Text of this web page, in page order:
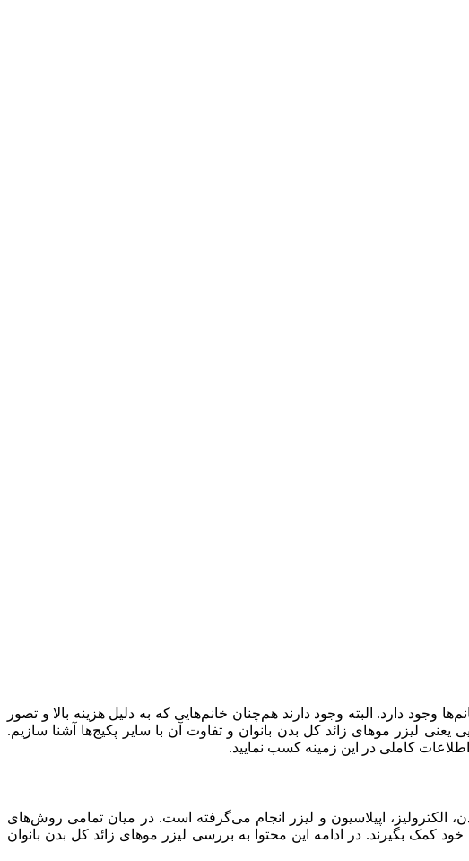
دارد. البته وجود دارند هم‌‌چنان خانم‌هایی که به دلیل هزینه بالا و تصور
لیزر موهای زائد کل بدن بانوان و تفاوت آن با سایر پکیج‌ها آشنا سازیم.
و اطلاعات کاملی در این زمینه کسب نمایید.
اپیلاسیون و لیزر انجام می‌گرفته است. در میان تمامی روش‌های
کمک بگیرند. در ادامه این محتوا به بررسی لیزر موهای زائد کل بدن بانوان